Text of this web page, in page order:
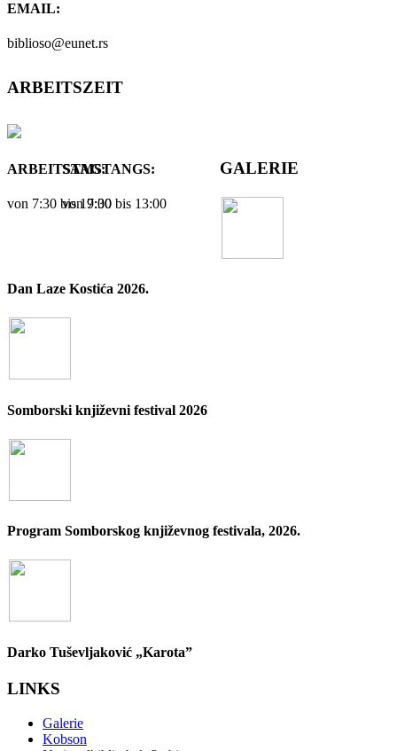
EMAIL:
biblioso@eunet.rs
ARBEITSZEIT
ARBEITSTAG:
von 7:30 bis 19:00
SAMSTANGS:
von 7:30 bis 13:00
GALERIE
Dan Laze Kostića 2026.
Somborski književni festival 2026
Program Somborskog književnog festivala, 2026.
Darko Tuševljaković „Karota”
LINKS
Galerie
Kobson